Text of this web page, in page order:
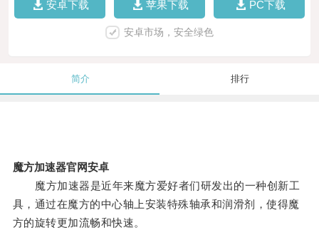
安卓下载 苹果下载 PC下载
安卓市场，安全绿色
简介 排行
魔方加速器官网安卓
魔方加速器是近年来魔方爱好者们研发出的一种创新工
具，通过在魔方的中心轴上安装特殊轴承和润滑剂，使得魔
方的旋转更加流畅和快速。